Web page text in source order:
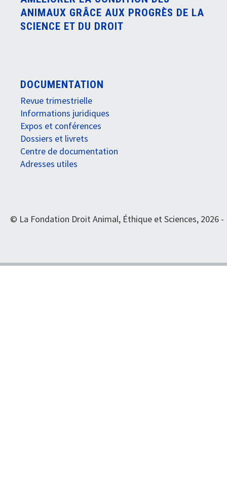
ANIMAUX GRÂCE AUX PROGRÈS DE LA
SCIENCE ET DU DROIT
DOCUMENTATION
Revue trimestrielle
Informations juridiques
Expos et conférences
Dossiers et livrets
Centre de documentation
Adresses utiles
© La Fondation Droit Animal, Éthique et Sciences, 2026 -